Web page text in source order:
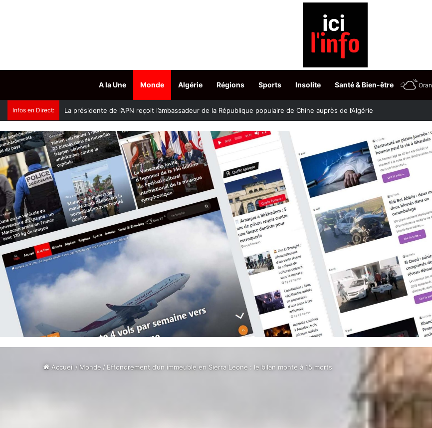
A la Une Monde Algérie Régions Sports Insolite Santé & Bien-être Oran
Infos en Direct: Accès aux grades hospitalo-universitaires : le ministère fixe les dates du choix des postes
Accueil /Monde / Effondrement d’un immeuble en Sierra Leone : le bilan monte à 15 morts